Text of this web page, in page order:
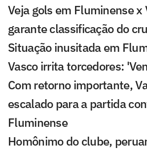
Veja gols em Fluminense x
garante classificação do
Situação inusitada em
Vasco irrita torcedores:
Com retorno importante,
escalado para a partida
Fluminense
Homônimo do clube,